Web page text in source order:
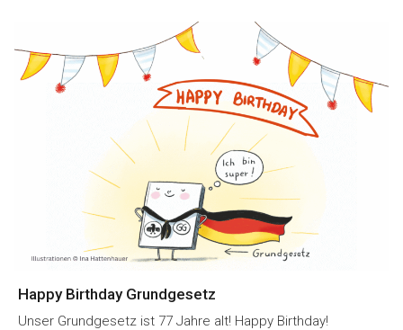
Happy Birthday Grundgesetz
Unser Grundgesetz ist 77 Jahre alt! Happy Birthday!